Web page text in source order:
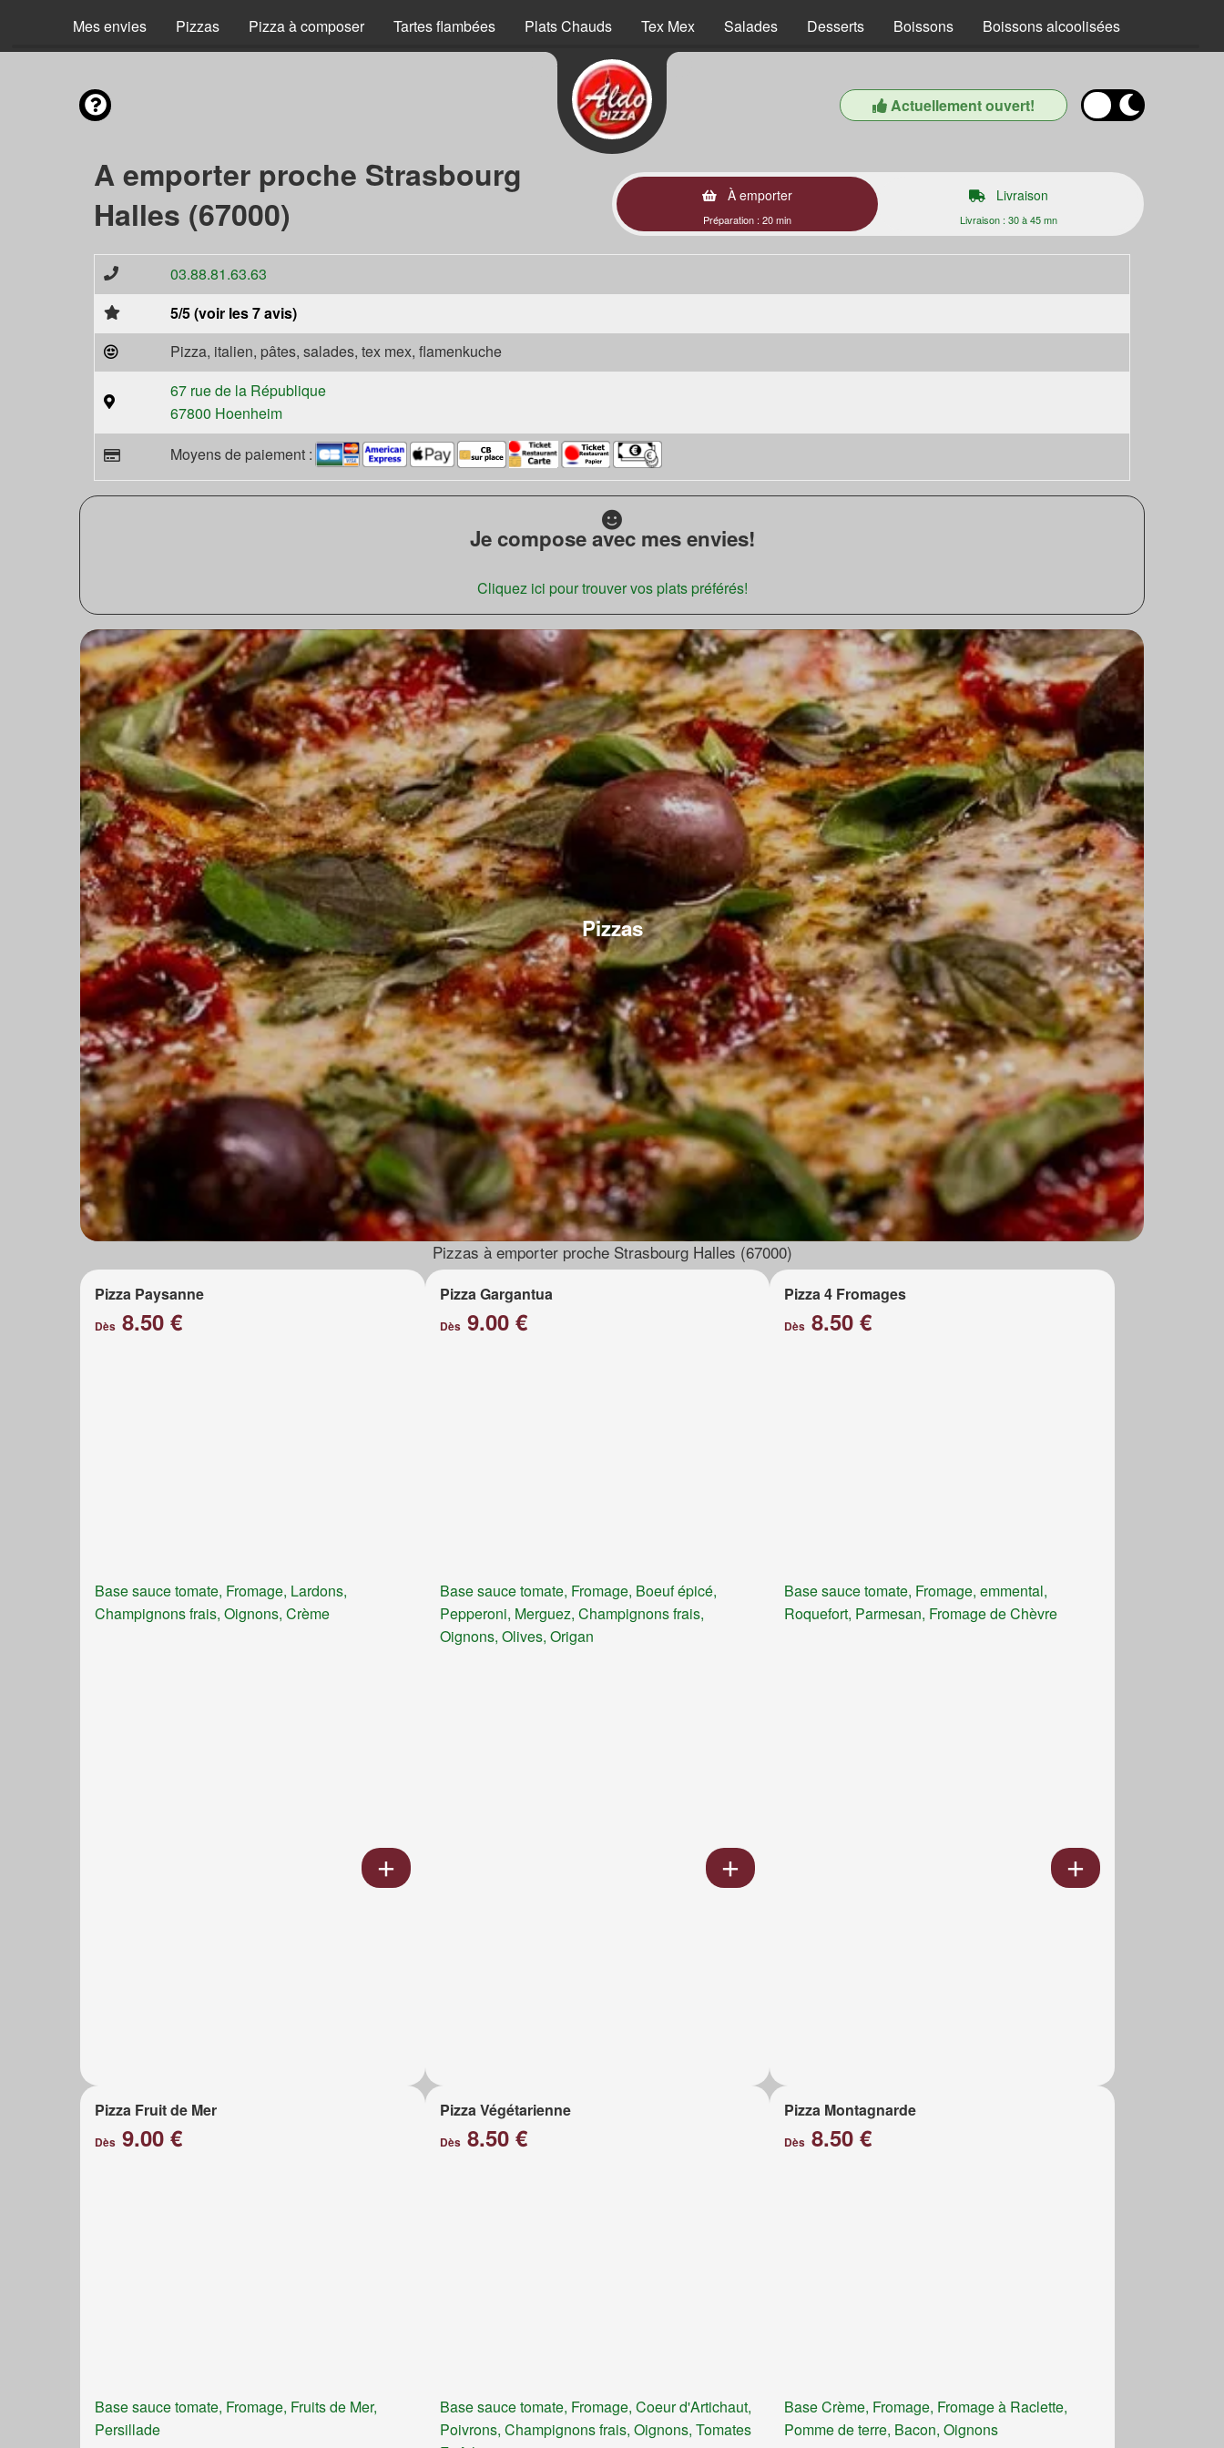
Mes envies Pizzas Pizza à composer Tartes flambées Plats Chauds Tex Mex Salades Desserts Boissons Boissons alcoolisées
Actuellement ouvert!
A emporter proche Strasbourg
Halles (67000)
À emporter
Préparation : 20 min
Livraison
Livraison : 30 à 45 mn
03.88.81.63.63
5/5 (voir les 7 avis)
Pizza, italien, pâtes, salades, tex mex, flamenkuche
67 rue de la République
67800 Hoenheim
Moyens de paiement :
Je compose avec mes envies!
Cliquez ici pour trouver vos plats préférés!
Pizzas
Pizzas à emporter proche Strasbourg Halles (67000)
Pizza Paysanne
Dès 8.50 €
Base sauce tomate, Fromage, Lardons,
Champignons frais, Oignons, Crème
Pizza Gargantua
Dès9.00 €
Base sauce tomate, Fromage, Boeuf épicé,
Pepperoni, Merguez, Champignons frais,
Oignons, Olives, Origan
Pizza 4 Fromages
Dès 8.50 €
Base sauce tomate, Fromage, emmental,
Roquefort, Parmesan, Fromage de Chèvre
Pizza Fruit de Mer
Dès 9.00 €
Base sauce tomate, Fromage, Fruits de Mer,
Persillade
Pizza Végétarienne
Dès8.50 €
Base sauce tomate, Fromage, Coeur d'Artichaut,
Poivrons, Champignons frais, Oignons, Tomates
Pizza Montagnarde
Dès 8.50 €
Base Crème, Fromage, Fromage à Raclette,
Pomme de terre, Bacon, Oignons